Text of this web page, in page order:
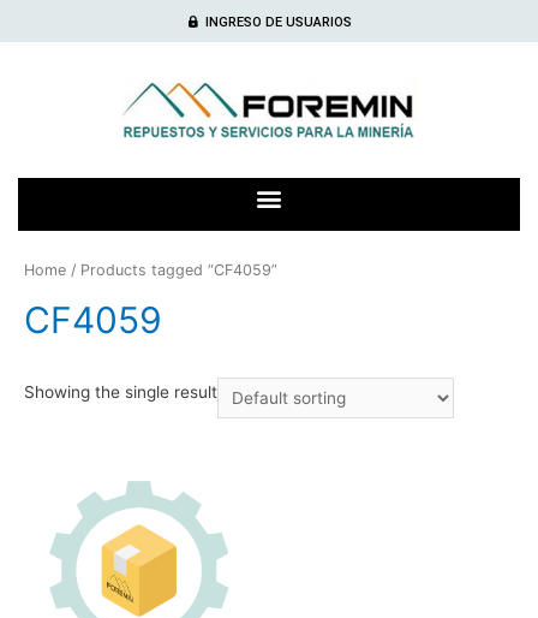
INGRESO DE USUARIOS
Home / Products tagged “CF4059”
CF4059
Showing the single result